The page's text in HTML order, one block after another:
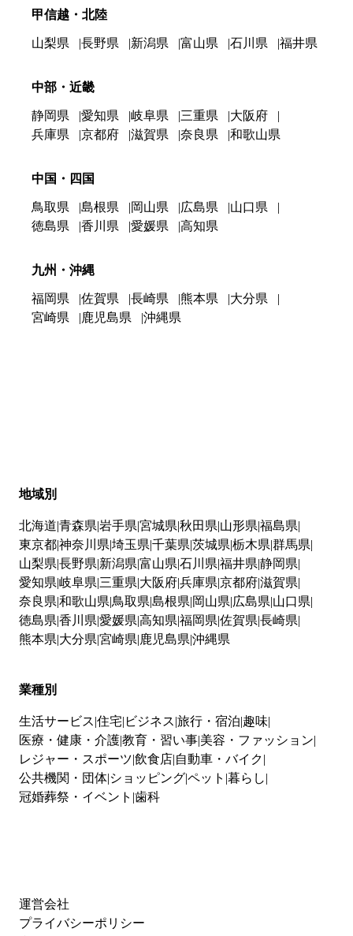
甲信越・北陸
山梨県 長野県 新潟県 富山県 石川県 福井県
中部・近畿
静岡県 愛知県 岐阜県 三重県
大阪府
兵庫県
京都府 滋賀県 奈良県 和歌山県
中国・四国
鳥取県 島根県 岡山県 広島県
山口県
徳島県
香川県 愛媛県 高知県
九州・沖縄
福岡県 佐賀県 長崎県 熊本県
大分県
宮崎県
鹿児島県 沖縄県
地域別
北海道 青森県 岩手県 宮城県 秋田県 山形県 福島県
東京都神奈川県 埼玉県 千葉県 茨城県 栃木県 群馬県
山梨県 長野県 新潟県 富山県 石川県 福井県 静岡県
愛知県 岐阜県 三重県 大阪府兵庫県 京都府滋賀県
奈良県 和歌山県 鳥取県 島根県 岡山県 広島県 山口県
徳島県 香川県 愛媛県 高知県 福岡県 佐賀県 長崎県
熊本県 大分県 宮崎県 鹿児島県 沖縄県
業種別
生活サービス 住宅 ビジネス 旅行・宿泊 趣味
医療・健康・介護教育・習い事 美容・ファッション
レジャー・スポーツ 飲食店 自動車・バイク
公共機関・団体 ショッピングペット 暮らし
冠婚葬祭・イベント 歯科
運営会社
プライバシーポリシー